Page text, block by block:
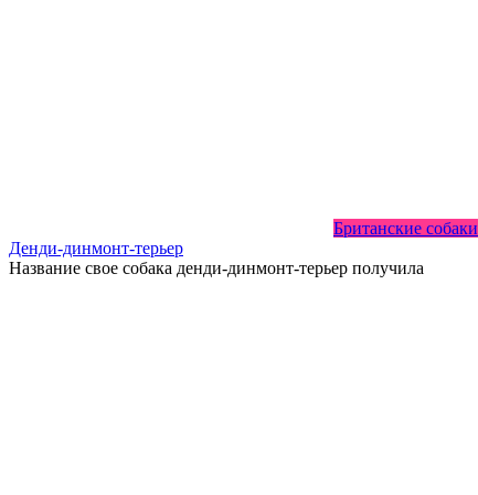
Британские собаки
Денди-динмонт-терьер
Название свое собака денди-динмонт-терьер получила